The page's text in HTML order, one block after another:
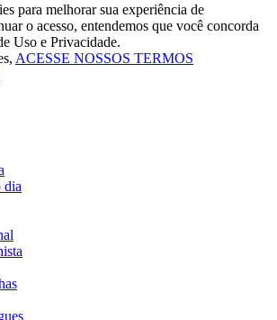
para melhorar sua experiência de
o acesso, entendemos que você concorda
Uso e Privacidade.
ACESSE NOSSOS TERMOS
dia